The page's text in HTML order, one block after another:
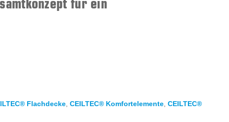
für ein
Flachdecke, CEILTEC® Komfortelemente, CEILTEC®